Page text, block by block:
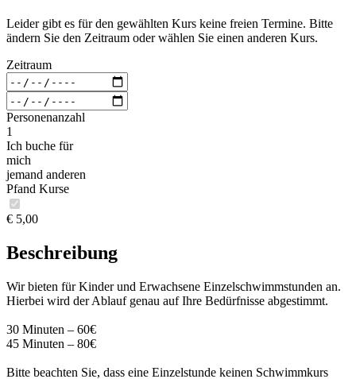
Leider gibt es für den gewählten Kurs keine freien Termine. Bitte
ändern Sie den Zeitraum oder wählen Sie einen anderen Kurs.
Zeitraum
Personenanzahl
1
Ich buche für
mich
jemand anderen
Pfand Kurse
€ 5,00
Beschreibung
Wir bieten für Kinder und Erwachsene Einzelschwimmstunden an.
Hierbei wird der Ablauf genau auf Ihre Bedürfnisse abgestimmt.
30 Minuten – 60€
45 Minuten – 80€
Bitte beachten Sie, dass eine Einzelstunde keinen Schwimmkurs